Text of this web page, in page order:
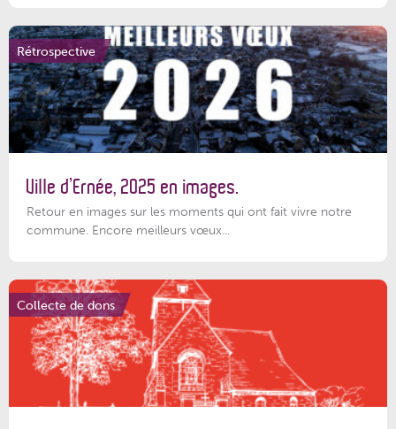
Rétrospective
Ville d’Ernée, 2025 en images.
Retour en images sur les moments qui ont fait vivre notre
commune. Encore meilleurs vœux...
Collecte de dons